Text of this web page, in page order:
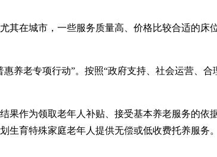
其在城市，一些服务质量高、价格比较合适的床
养老专项行动”。按照“政府支持、社会运营、合
果作为领取老年人补贴、接受基本养老服务的依
育特殊家庭老年人提供无偿或低收费托养服务。